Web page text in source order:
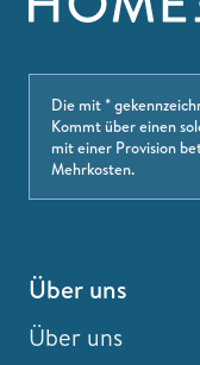
Die mit *
Kommt über einen
mit einer Provision
Mehrkosten.
Über uns
Über uns